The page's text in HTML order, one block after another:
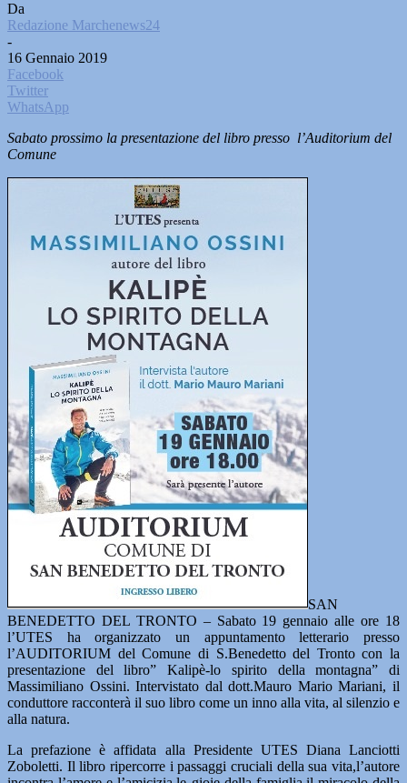
Da
Redazione Marchenews24
-
16 Gennaio 2019
Facebook
Twitter
WhatsApp
Sabato prossimo la presentazione del libro presso l’Auditorium del
Comune
SAN
BENEDETTO DEL TRONTO – Sabato 19 gennaio alle ore 18
l’UTES ha organizzato un appuntamento letterario presso
l’AUDITORIUM del Comune di S.Benedetto del Tronto con la
presentazione del libro” Kalipè-lo spirito della montagna” di
Massimiliano Ossini. Intervistato dal dott.Mauro Mario Mariani, il
conduttore racconterà il suo libro come un inno alla vita, al silenzio e
alla natura.
La prefazione è affidata alla Presidente UTES Diana Lanciotti
Zoboletti. Il libro ripercorre i passaggi cruciali della sua vita,l’autore